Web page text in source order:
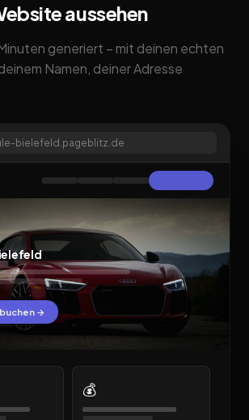
aussehen
generiert – mit deinen echten
Namen, deiner Adresse
bielefeld.pageblitz.de
→
💰